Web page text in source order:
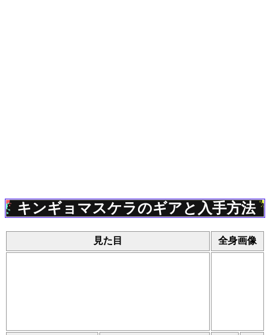
キンギョマスケラのギアと入手方法
見た目 全身画像